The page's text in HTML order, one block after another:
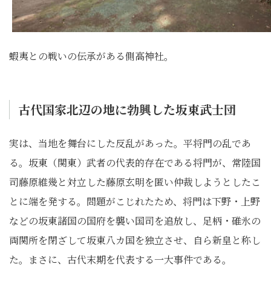
蝦夷との戦いの伝承がある側高神社。
古代国家北辺の地に勃興した坂東武士団
実は、当地を舞台にした反乱があった。平将門の乱であ
る。坂東（関東）武者の代表的存在である将門が、常陸国
司藤原維幾と対立した藤原玄明を匿い仲裁しようとしたこ
とに端を発する。問題がこじれたため、将門は下野・上野
などの坂東諸国の国府を襲い国司を追放し、足柄・碓氷の
両関所を閉ざして坂東八カ国を独立させ、自ら新皇と称し
た。まさに、古代末期を代表する一大事件である。